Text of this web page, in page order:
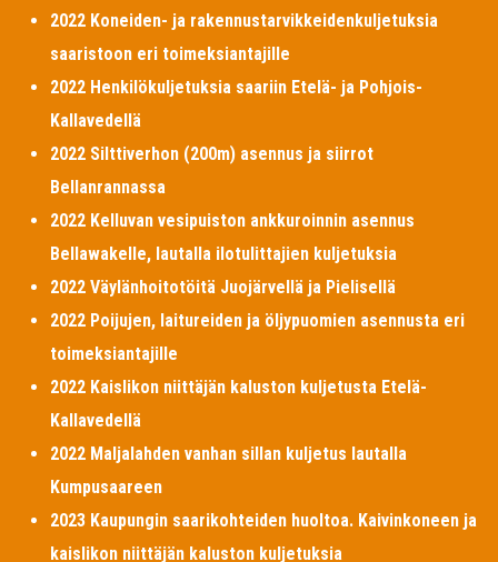
2022 Koneiden- ja rakennustarvikkeidenkuljetuksia
saaristoon eri toimeksiantajille
2022 Henkilökuljetuksia saariin Etelä- ja Pohjois-
Kallavedellä
2022 Silttiverhon (200m) asennus ja siirrot
Bellanrannassa
2022 Kelluvan vesipuiston ankkuroinnin asennus
Bellawakelle, lautalla ilotulittajien kuljetuksia
2022 Väylänhoitotöitä Juojärvellä ja Pielisellä
2022 Poijujen, laitureiden ja öljypuomien asennusta eri
toimeksiantajille
2022 Kaislikon niittäjän kaluston kuljetusta Etelä-
Kallavedellä
2022 Maljalahden vanhan sillan kuljetus lautalla
Kumpusaareen
2023 Kaupungin saarikohteiden huoltoa. Kaivinkoneen ja
kaislikon niittäjän kaluston kuljetuksia